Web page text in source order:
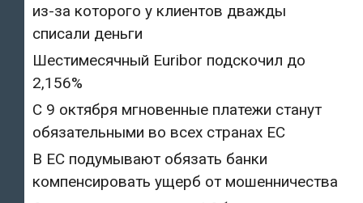
из-за которого у клиентов дважды
списали деньги
Шестимесячный Euribor подскочил до
2,156%
С 9 октября мгновенные платежи станут
обязательными во всех странах ЕС
В ЕС подумывают обязать банки
компенсировать ущерб от мошенничества